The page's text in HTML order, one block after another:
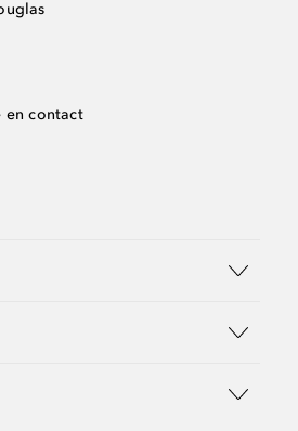
en contact